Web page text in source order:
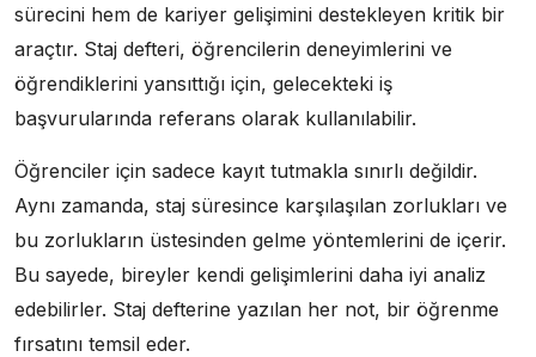
sürecini hem de kariyer gelişimini destekleyen kritik bir
araçtır. Staj defteri, öğrencilerin deneyimlerini ve
öğrendiklerini yansıttığı için, gelecekteki iş
başvurularında referans olarak kullanılabilir.
Öğrenciler için sadece kayıt tutmakla sınırlı değildir.
Aynı zamanda, staj süresince karşılaşılan zorlukları ve
bu zorlukların üstesinden gelme yöntemlerini de içerir.
Bu sayede, bireyler kendi gelişimlerini daha iyi analiz
edebilirler. Staj defterine yazılan her not, bir öğrenme
fırsatını temsil eder.